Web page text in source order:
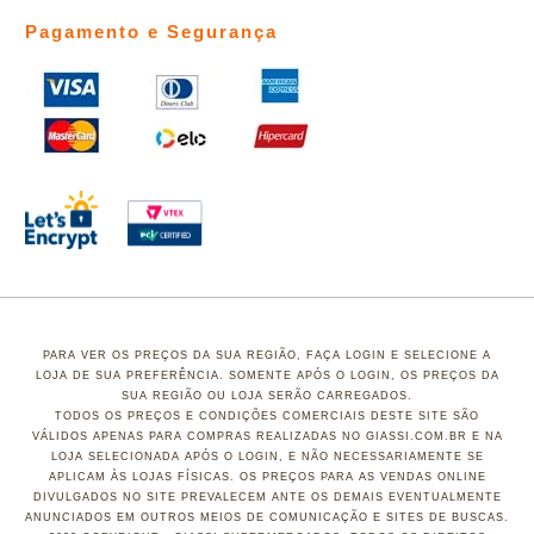
Pagamento e Segurança
PARA VER OS PREÇOS DA SUA REGIÃO, FAÇA LOGIN E SELECIONE A
LOJA DE SUA PREFERÊNCIA. SOMENTE APÓS O LOGIN, OS PREÇOS DA
SUA REGIÃO OU LOJA SERÃO CARREGADOS.
TODOS OS PREÇOS E CONDIÇÕES COMERCIAIS DESTE SITE SÃO
VÁLIDOS APENAS PARA COMPRAS REALIZADAS NO GIASSI.COM.BR E NA
LOJA SELECIONADA APÓS O LOGIN, E NÃO NECESSARIAMENTE SE
APLICAM ÀS LOJAS FÍSICAS. OS PREÇOS PARA AS VENDAS ONLINE
DIVULGADOS NO SITE PREVALECEM ANTE OS DEMAIS EVENTUALMENTE
ANUNCIADOS EM OUTROS MEIOS DE COMUNICAÇÃO E SITES DE BUSCAS.